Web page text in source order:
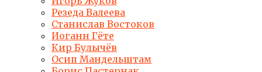
Резеда Валеева
Станислав Востоков
Иоганн Гёте
Кир Булычёв
Осип Мандельштам